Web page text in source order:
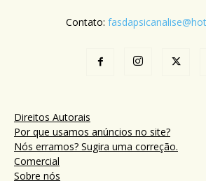
Contato:
Direitos Autorais
Por que usamos anúncios no site?
Nós erramos? Sugira uma correção.
Comercial
Sobre nós